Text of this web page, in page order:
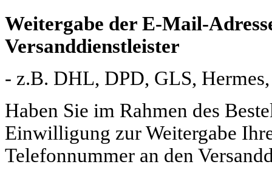
Weitergabe der E-Mail-
Versanddienstleister
- z.B. DHL, DPD, GLS,
Haben Sie im Rahmen des
Einwilligung zur Weitergabe
Telefonnummer an den